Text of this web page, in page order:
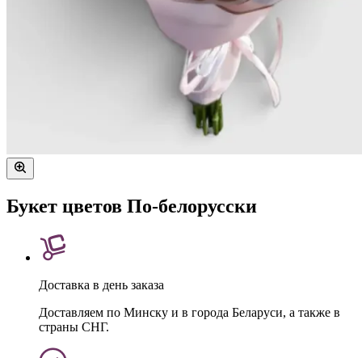
Букет цветов По-белорусски
Доставка в день заказа
Доставляем по Минску и в города Беларуси, а также в
страны СНГ.